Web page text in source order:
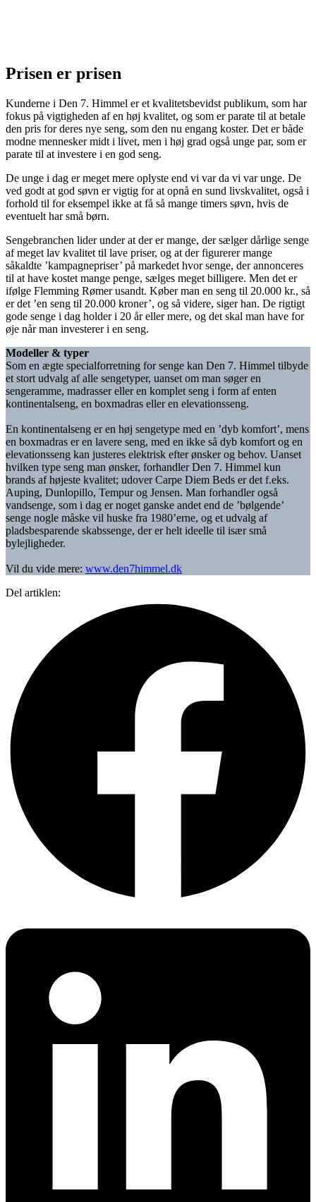
Prisen er prisen
Kunderne i Den 7. Himmel er et kvalitetsbevidst publikum, som har
fokus på vigtigheden af en høj kvalitet, og som er parate til at betale
den pris for deres nye seng, som den nu engang koster. Det er både
modne mennesker midt i livet, men i høj grad også unge par, som er
parate til at investere i en god seng.
De unge i dag er meget mere oplyste end vi var da vi var unge. De
ved godt at god søvn er vigtig for at opnå en sund livskvalitet, også i
forhold til for eksempel ikke at få så mange timers søvn, hvis de
eventuelt har små børn.
Sengebranchen lider under at der er mange, der sælger dårlige senge
af meget lav kvalitet til lave priser, og at der figurerer mange
såkaldte ’kampagnepriser’ på markedet hvor senge, der annonceres
til at have kostet mange penge, sælges meget billigere. Men det er
ifølge Flemming Rømer usandt. Køber man en seng til 20.000 kr., så
er det ’en seng til 20.000 kroner’, og så videre, siger han. De rigtigt
gode senge i dag holder i 20 år eller mere, og det skal man have for
øje når man investerer i en seng.
Modeller & typer
Som en ægte specialforretning for senge kan Den 7. Himmel tilbyde
et stort udvalg af alle sengetyper, uanset om man søger en
sengeramme, madrasser eller en komplet seng i form af enten
kontinentalseng, en boxmadras eller en elevationsseng.
En kontinentalseng er en høj sengetype med en ’dyb komfort’, mens
en boxmadras er en lavere seng, med en ikke så dyb komfort og en
elevationsseng kan justeres elektrisk efter ønsker og behov. Uanset
hvilken type seng man ønsker, forhandler Den 7. Himmel kun
brands af højeste kvalitet; udover Carpe Diem Beds er det f.eks.
Auping, Dunlopillo, Tempur og Jensen. Man forhandler også
vandsenge, som i dag er noget ganske andet end de ’bølgende’
senge nogle måske vil huske fra 1980’erne, og et udvalg af
pladsbesparende skabssenge, der er helt ideelle til især små
bylejligheder.
Vil du vide mere: www.den7himmel.dk
Del artiklen: